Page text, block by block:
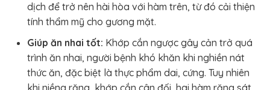
dịch để trở nên hài hòa với hàm trên, từ đó cải thiện
tính thẩm mỹ cho gương mặt.
Giúp ăn nhai tốt: Khớp cắn ngược gây cản trở quá
trình ăn nhai, người bệnh khó khăn khi nghiền nát
thức ăn, đặc biệt là thực phẩm dai, cứng. Tuy nhiên